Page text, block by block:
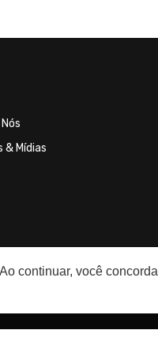
& Mídias
continuar, você concorda